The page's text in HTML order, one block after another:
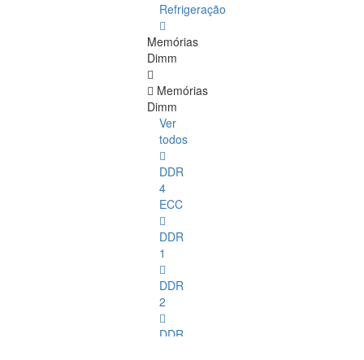
Refrigeração
Memórias
Dimm
Memórias
Dimm
Ver
todos
DDR
4
ECC
DDR
1
DDR
2
DDR